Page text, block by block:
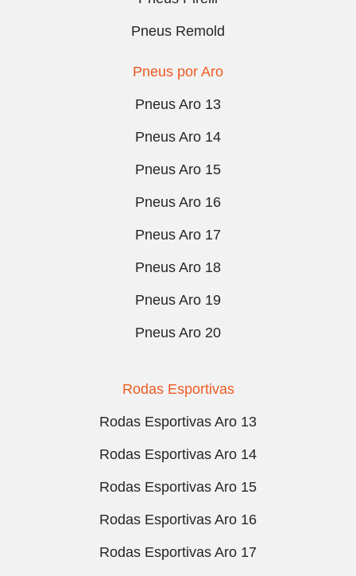
Pneus Remold
Pneus por Aro
Pneus Aro 13
Pneus Aro 14
Pneus Aro 15
Pneus Aro 16
Pneus Aro 17
Pneus Aro 18
Pneus Aro 19
Pneus Aro 20
Rodas Esportivas
Rodas Esportivas Aro 13
Rodas Esportivas Aro 14
Rodas Esportivas Aro 15
Rodas Esportivas Aro 16
Rodas Esportivas Aro 17